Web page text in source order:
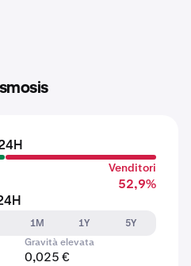
Venditori
52,9%
1M 1Y
5Y
Gravità elevata
0,025 €